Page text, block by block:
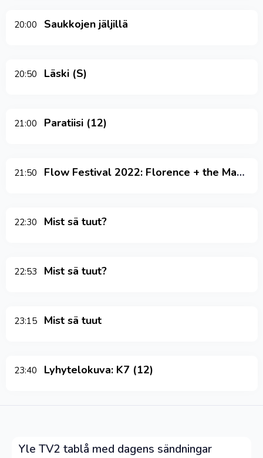
20:00 Saukkojen jäljillä
20:50 Läski (S)
21:00 Paratiisi (12)
21:50 Flow Festival 2022: Florence + the Machine
22:30 Mist sä tuut?
22:53 Mist sä tuut?
23:15 Mist sä tuut
23:40 Lyhytelokuva: K7 (12)
Yle TV2 tablå med dagens sändningar